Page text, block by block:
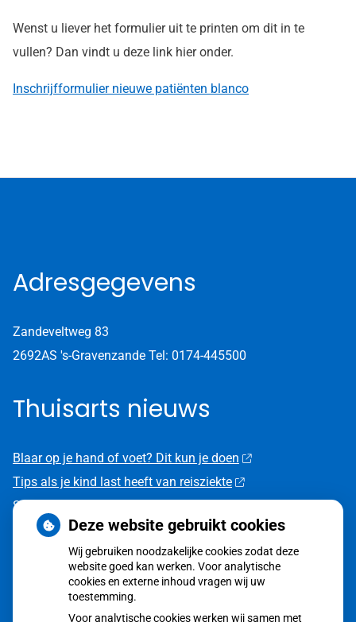
Wenst u liever het formulier uit te printen om dit in te
vullen? Dan vindt u deze link hier onder.
Inschrijfformulier nieuwe patiënten blanco
Adresgegevens
Zandeveltweg 83
2692AS 's-Gravenzande Tel: 0174-445500
Thuisarts nieuws
Blaar op je hand of voet? Dit kun je doen
Tips als je kind last heeft van reisziekte
Sterke zon op je huid: let op
Denk je na over een borstvergroting?
Twijfel over gender? Hier vind je hulp
Deze website gebruikt cookies
Wij gebruiken noodzakelijke cookies zodat deze
website goed kan werken. Voor analytische
cookies en externe inhoud vragen wij uw
toestemming.
Voor analytische cookies werken wij samen met